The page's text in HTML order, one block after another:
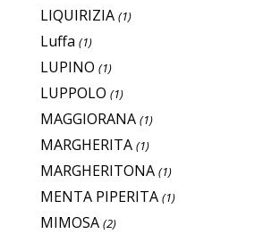
LIQUIRIZIA (1)
Luffa (1)
LUPINO (1)
LUPPOLO (1)
MAGGIORANA (1)
MARGHERITA (1)
MARGHERITONA (1)
MENTA PIPERITA (1)
MIMOSA (2)